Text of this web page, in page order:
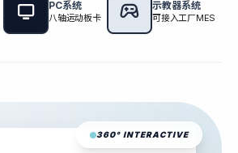
PC系统
八轴运动板卡
示教器系统
可接入工厂MES
360° INTERACTIVE